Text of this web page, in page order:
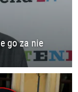
go za nie